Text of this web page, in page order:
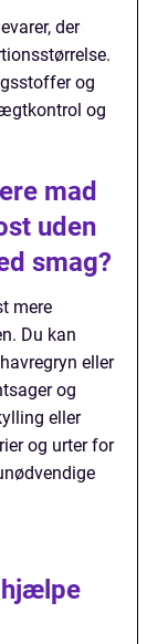
der
og
og
mad
uden
smag?
mere
Du kan
eller
og
eller
og urter for